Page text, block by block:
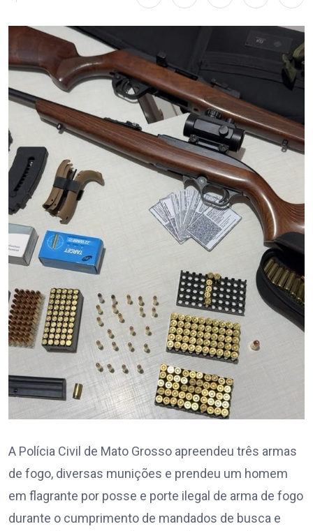
A Polícia Civil de Mato Grosso apreendeu três armas
de fogo, diversas munições e prendeu um homem
em flagrante por posse e porte ilegal de arma de fogo
durante o cumprimento de mandados de busca e